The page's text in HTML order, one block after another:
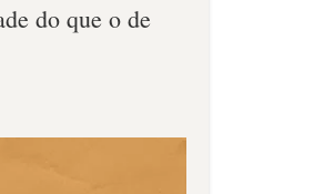
do que o de